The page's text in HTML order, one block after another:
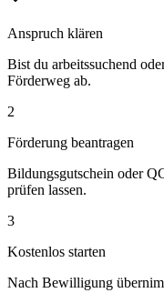
Anspruch klären
Bist du arbeitssuchend
Förderweg ab.
2
Förderung beantragen
Bildungsgutschein oder
prüfen lassen.
3
Kostenlos starten
Nach Bewilligung